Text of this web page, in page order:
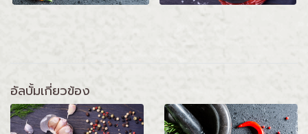
อัลบั้มเกี่ยวข้อง